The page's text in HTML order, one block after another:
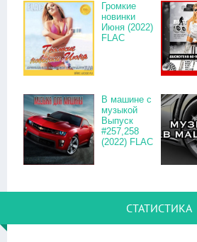
Громкие
новинки
Июня (2022)
FLAC
В машине с
музыкой
Выпуск
#257,258
(2022) FLAC
СТАТИСТИКА